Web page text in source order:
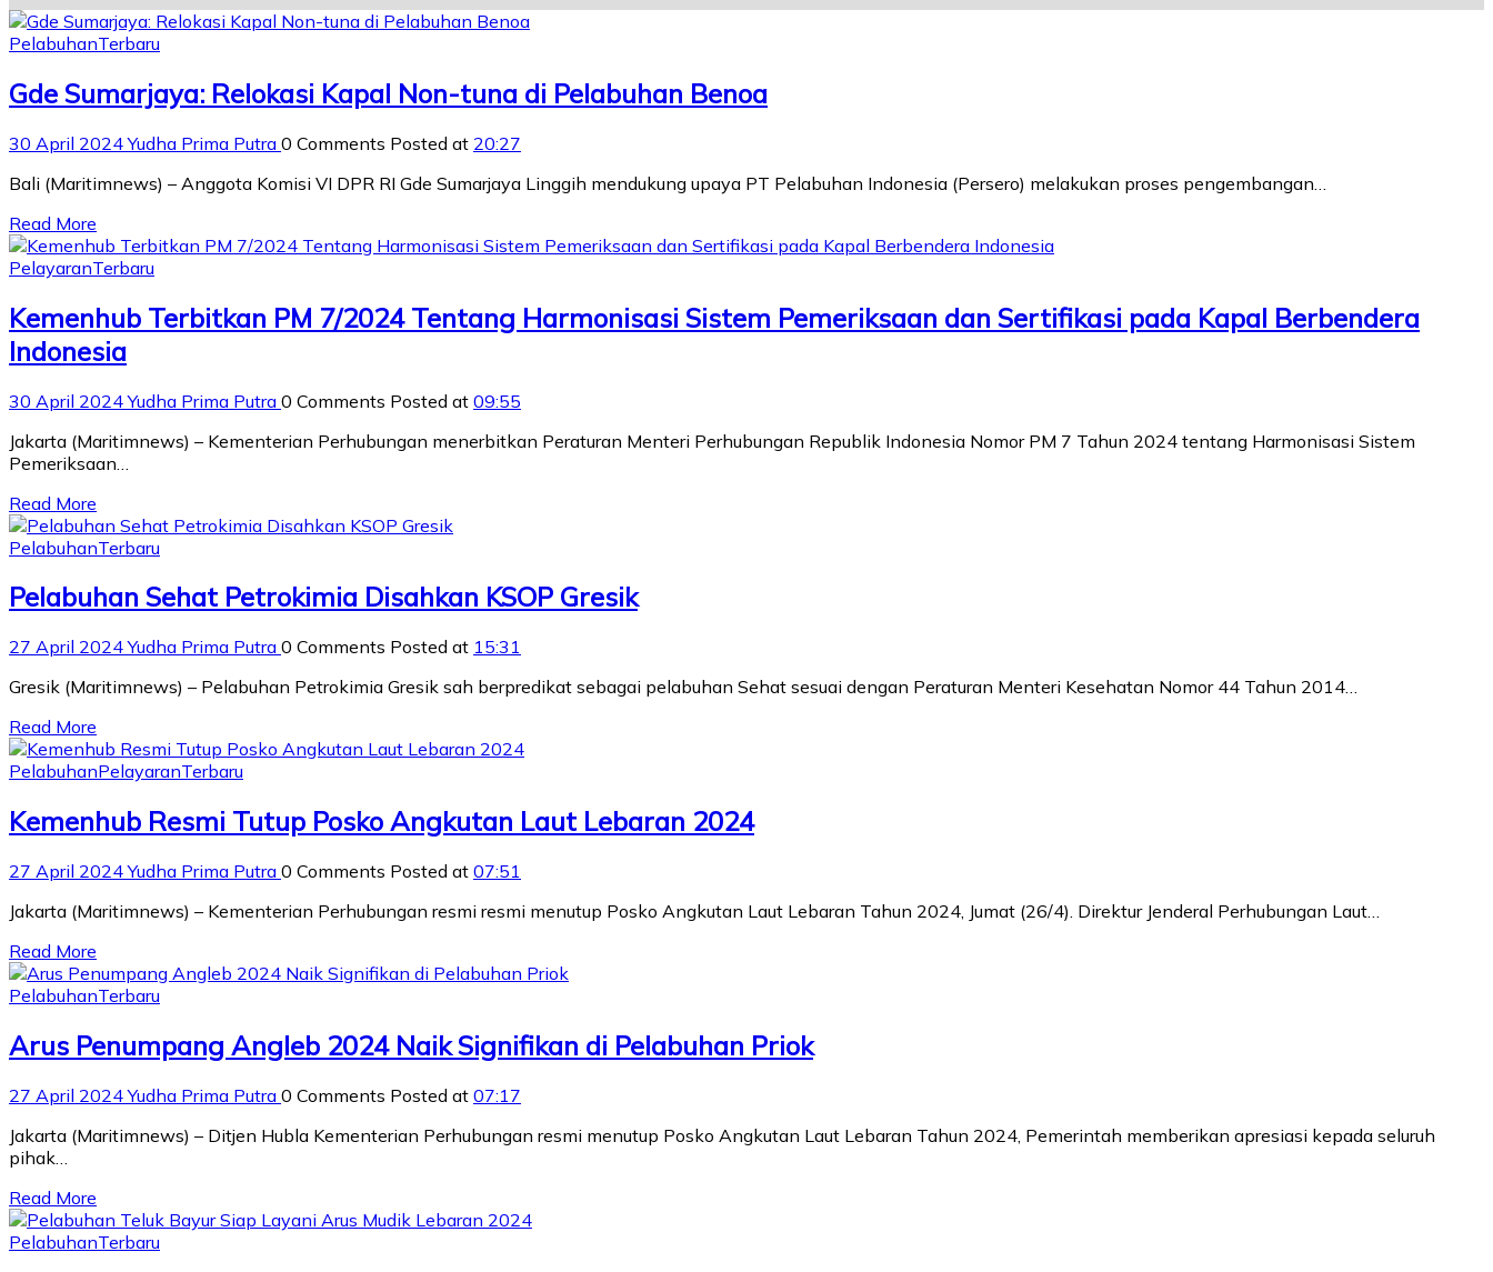
PelabuhanTerbaru
Gde Sumarjaya: Relokasi Kapal Non-tuna di Pelabuhan Benoa
30 April 2024 Yudha Prima Putra 0 Comments Posted at 20:27
Bali (Maritimnews) – Anggota Komisi VI DPR RI Gde Sumarjaya Linggih mendukung upaya PT Pelabuhan Indonesia (Persero) melakukan proses pengembangan…
Read More
PelayaranTerbaru
Kemenhub Terbitkan PM 7/2024 Tentang Harmonisasi Sistem Pemeriksaan dan Sertifikasi pada Kapal Berbendera
Indonesia
30 April 2024 Yudha Prima Putra 0 Comments Posted at 09:55
Jakarta (Maritimnews) – Kementerian Perhubungan menerbitkan Peraturan Menteri Perhubungan Republik Indonesia Nomor PM 7 Tahun 2024 tentang Harmonisasi Sistem
Pemeriksaan…
Read More
PelabuhanTerbaru
Pelabuhan Sehat Petrokimia Disahkan KSOP Gresik
27 April 2024 Yudha Prima Putra 0 Comments Posted at 15:31
Gresik (Maritimnews) – Pelabuhan Petrokimia Gresik sah berpredikat sebagai pelabuhan Sehat sesuai dengan Peraturan Menteri Kesehatan Nomor 44 Tahun 2014…
Read More
PelabuhanPelayaranTerbaru
Kemenhub Resmi Tutup Posko Angkutan Laut Lebaran 2024
27 April 2024 Yudha Prima Putra 0 Comments Posted at 07:51
Jakarta (Maritimnews) – Kementerian Perhubungan resmi resmi menutup Posko Angkutan Laut Lebaran Tahun 2024, Jumat (26/4). Direktur Jenderal Perhubungan Laut…
Read More
PelabuhanTerbaru
Arus Penumpang Angleb 2024 Naik Signifikan di Pelabuhan Priok
27 April 2024 Yudha Prima Putra 0 Comments Posted at 07:17
Jakarta (Maritimnews) – Ditjen Hubla Kementerian Perhubungan resmi menutup Posko Angkutan Laut Lebaran Tahun 2024, Pemerintah memberikan apresiasi kepada seluruh
pihak…
Read More
PelabuhanTerbaru